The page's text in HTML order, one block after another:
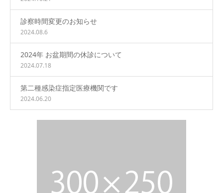
診察時間変更のお知らせ
2024.08.6
2024年 お盆期間の休診について
2024.07.18
第二種感染症指定医療機関です
2024.06.20